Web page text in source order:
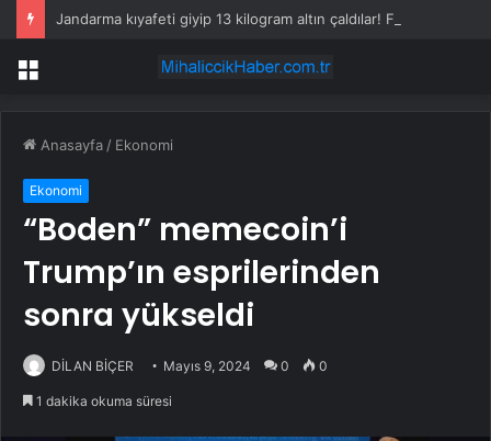
Menü
Anasayfa / Ekonomi
Ekonomi
“Boden” memecoin’i
Trump’ın esprilerinden
sonra yükseldi
DİLAN BİÇER Mayıs 9, 2024 0 0
1 dakika okuma süresi